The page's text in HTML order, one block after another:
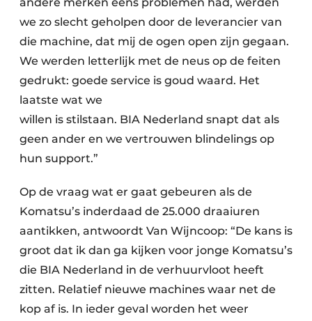
we zo slecht geholpen door de leverancier van
die machine, dat mij de ogen open zijn gegaan.
We werden letterlijk met de neus op de feiten
gedrukt: goede service is goud waard. Het
laatste wat we
willen is stilstaan. BIA Nederland snapt dat als
geen ander en we vertrouwen blindelings op
hun support.”
Op de vraag wat er gaat gebeuren als de
Komatsu’s inderdaad de 25.000 draaiuren
aantikken, antwoordt Van Wijncoop: “De kans is
groot dat ik dan ga kijken voor jonge Komatsu’s
die BIA Nederland in de verhuurvloot heeft
zitten. Relatief nieuwe machines waar net de
kop af is. In ieder geval worden het weer